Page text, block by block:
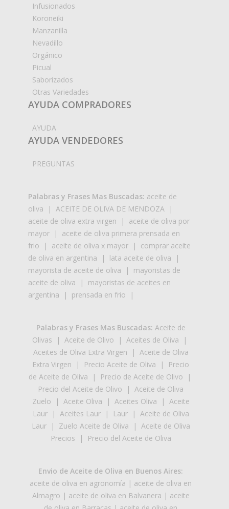
Infusionados
Koroneiki
Manzanilla
Nevadillo
Orgánico
Picual
Saborizados
Otras Variedades
AYUDA COMPRADORES
AYUDA
AYUDA VENDEDORES
PREGUNTAS
Palabras y Frases Mas Buscadas: aceite de
oliva | ACEITE DE OLIVA DE MENDOZA |
aceite de oliva extra virgen | aceite de oliva por
mayor | aceite de oliva primera prensada en
frio | aceite de oliva x mayor | comprar aceite
de oliva en argentina | lata aceite de oliva |
mayorista de aceite de oliva | mayoristas de
aceite de oliva | mayoristas de aceites en
argentina | prensada en frio |
Palabras y Frases Mas Buscadas: Aceite de
Olivas | Aceite de Olivo | Aceites de Oliva |
Aceites de Oliva Extra Virgen | Aceite de Oliva
Extra Virgen | Precio Aceite de Oliva |
Precio
de Aceite de Oliva | Precio de Aceite de Olivo |
Precio del Aceite de Olivo | Aceite de Oliva
Zuelo | Aceite Oliva | Aceites Oliva | Aceite
Laur| Aceites Laur| Laur| Aceite de Oliva
Laur| Zuelo Aceite de Oliva | Aceite de Oliva
Precios | Precio del Aceite de Oliva
Envio de Aceite de Oliva en Buenos Aires:
aceite de oliva en agronomía | aceite de oliva en
Almagro | aceite de oliva en Balvanera | aceite